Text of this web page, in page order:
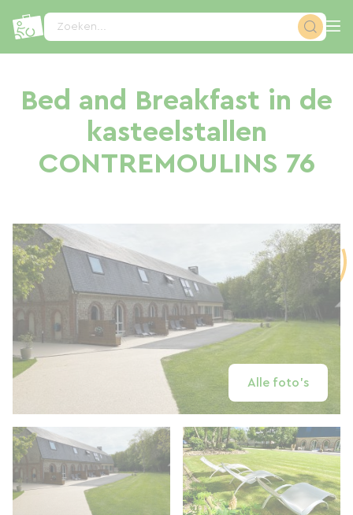
Zoeken...
Bed and Breakfast in de
kasteelstallen
CONTREMOULINS 76
Alle foto's
Cookies beheer paneel